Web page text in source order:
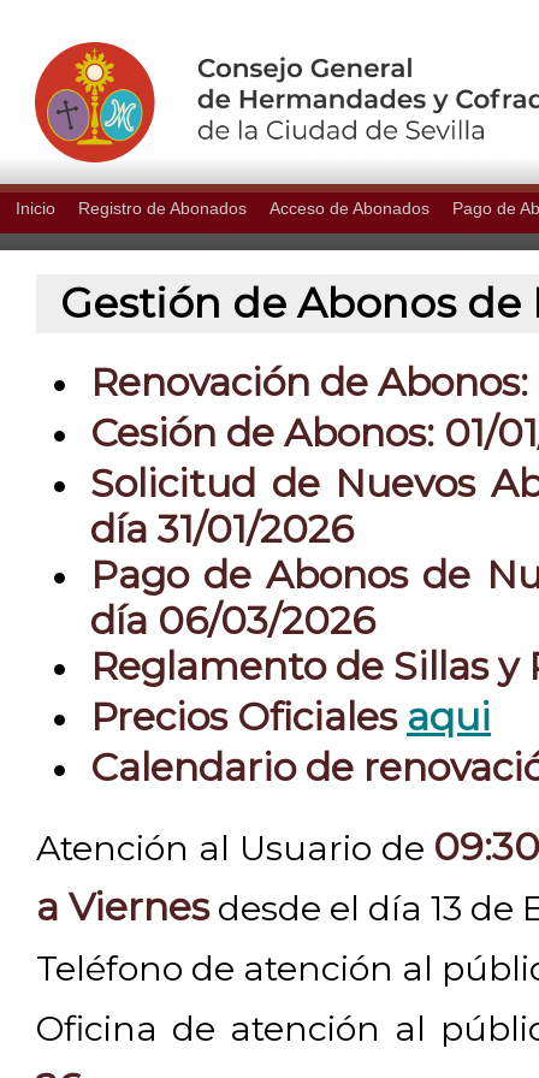
Inicio Registro de Abonados Acceso de Abonados Pago de
Gestión de Abonos de
Renovación de
Cesión de Abonos: 01/
Solicitud de Nuevos
día 31/01/2026
Pago de Abonos de
día 06/03/2026
Reglamento de Sillas y
Precios Oficiales aqui
Calendario de
Atención al Usuario de
a Viernesdesde el día 13 de
Teléfono de atención al
Oficina de atención al